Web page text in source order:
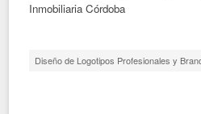
Inmobiliaria Córdoba
Diseño de Logotipos Profesionales y